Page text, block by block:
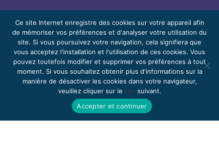
© 2026 Bello, Gallardo, Bonequi et García,
S.C.
Contenu traduit automatiquement. La
précision peut varier selon la langue.
Bénévolat
Rejoignez-nous Webmail
Ce site Internet enregistre des cookies sur votre appareil afin
de mémoriser vos préférences et d'analyser votre utilisation du
site. Si vous poursuivez votre navigation, cela signifiera que
vous acceptez l'installation et l'utilisation de ces cookies. Vous
pouvez toutefois modifier et supprimer vos préférences à tout
moment. Si vous souhaitez obtenir plus d'informations sur la
manière de désactiver les cookies dans votre navigateur,
veuillez cliquer sur le lien suivant.
Accepter et continuer